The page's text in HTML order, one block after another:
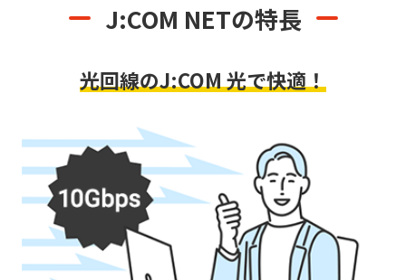
J:COM NETの特長
光回線のJ:COM 光で快適！